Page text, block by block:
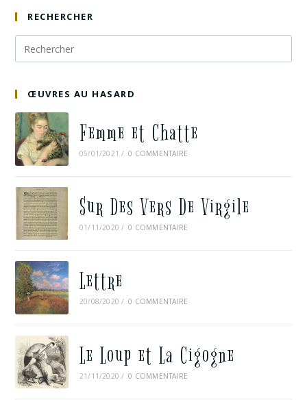
RECHERCHER
ŒUVRES AU HASARD
Femme et Chatte
05/01/2021 / 0 COMMENTAIRE
Sur Des Vers De Virgile
01/11/2020 / 0 COMMENTAIRE
Lettre
20/08/2020 / 0 COMMENTAIRE
Le Loup et La Cigogne
21/11/2020 / 0 COMMENTAIRE